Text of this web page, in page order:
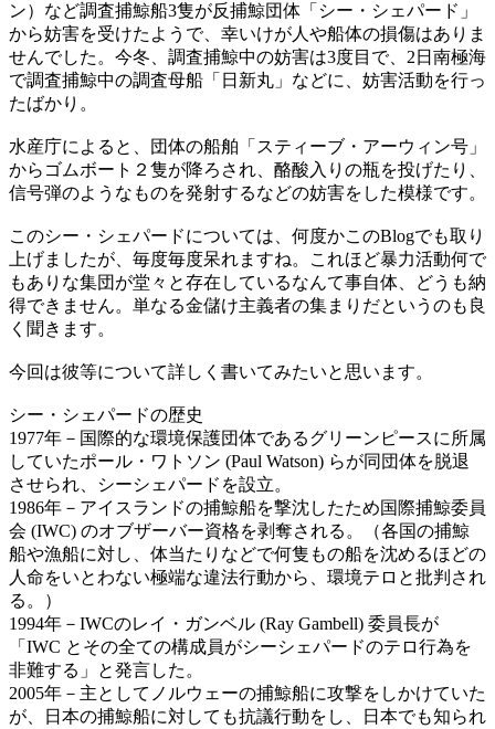
ン）など調査捕鯨船3隻が反捕鯨団体「シー・シェパード」
から妨害を受けたようで、幸いけが人や船体の損傷はありま
せんでした。今冬、調査捕鯨中の妨害は3度目で、2日南極海
で調査捕鯨中の調査母船「日新丸」などに、妨害活動を行っ
たばかり。
水産庁によると、団体の船舶「スティーブ・アーウィン号」
からゴムボート２隻が降ろされ、酪酸入りの瓶を投げたり、
信号弾のようなものを発射するなどの妨害をした模様です。
このシー・シェパードについては、何度かこのBlogでも取り
上げましたが、毎度毎度呆れますね。これほど暴力活動何で
もありな集団が堂々と存在しているなんて事自体、どうも納
得できません。単なる金儲け主義者の集まりだというのも良
く聞きます。
今回は彼等について詳しく書いてみたいと思います。
シー・シェパードの歴史
1977年－国際的な環境保護団体であるグリーンピースに所属
していたポール・ワトソン (Paul Watson) らが同団体を脱退
させられ、シーシェパードを設立。
1986年－アイスランドの捕鯨船を撃沈したため国際捕鯨委員
会 (IWC) のオブザーバー資格を剥奪される。（各国の捕鯨
船や漁船に対し、体当たりなどで何隻もの船を沈めるほどの
人命をいとわない極端な違法行動から、環境テロと批判され
る。）
1994年－IWCのレイ・ガンベル (Ray Gambell) 委員長が
「IWC とその全ての構成員がシーシェパードのテロ行為を
非難する」と発言した。
2005年－主としてノルウェーの捕鯨船に攻撃をしかけていた
が、日本の捕鯨船に対しても抗議行動をし、日本でも知られ